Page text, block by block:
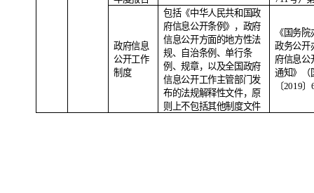
政府信息
公开工作
制度
包括《中华人民共和国政
府信息公开条例》，政府
信息公开方面的地方性法
规、自治条例、单行条
例、规章，以及全国政府
信息公开工作主管部门发
布的法规解释性文件，原
则上不包括其他制度文件
《国务
政务公开
府信息公
通知》（
〔2019〕